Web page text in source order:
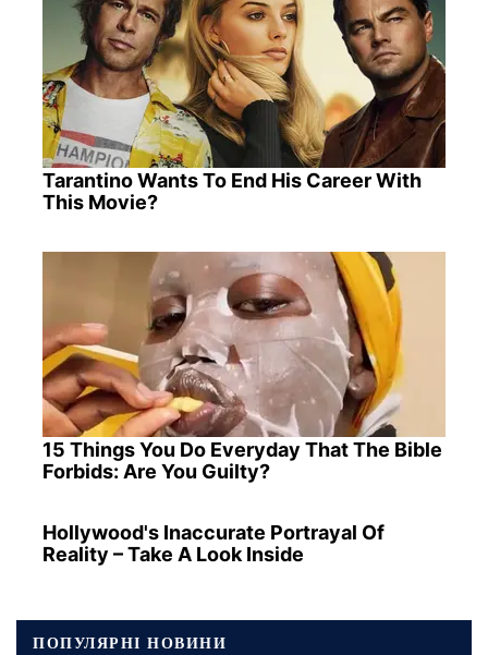
Tarantino Wants To End His Career With
This Movie?
15 Things You Do Everyday That The Bible
Forbids: Are You Guilty?
Hollywood's Inaccurate Portrayal Of
Reality – Take A Look Inside
ПОПУЛЯРНІ НОВИНИ